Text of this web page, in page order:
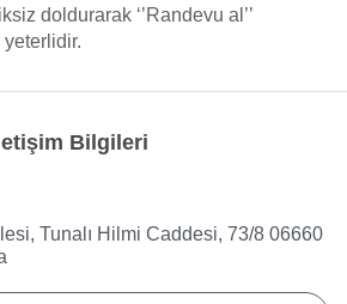
doldurarak ‘’Randevu al’’
yeterlidir.
Bilgileri
Tunalı Hilmi Caddesi, 73/8 06660